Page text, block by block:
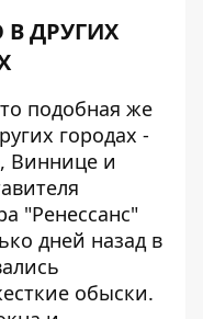
ДРУГИХ
подобная же
городах -
Виннице и
"Ренессанс"
дней назад в
обыски.